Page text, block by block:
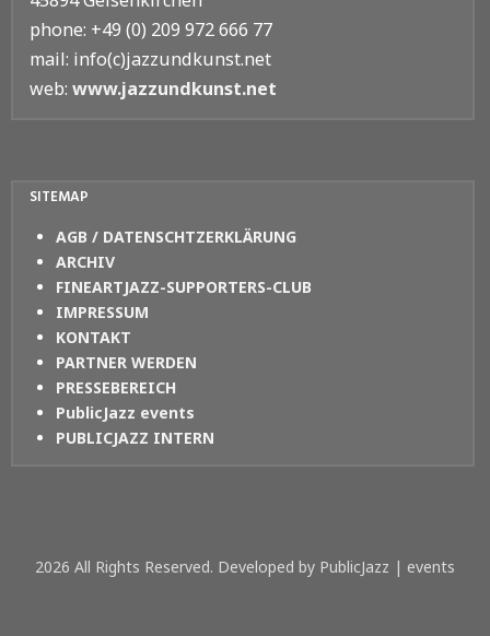
phone: +49 (0) 209 972 666 77
mail: info(c)jazzundkunst.net
web: www.jazzundkunst.net
SITEMAP
AGB / DATENSCHTZERKLÄRUNG
ARCHIV
FINEARTJAZZ-SUPPORTERS-CLUB
IMPRESSUM
KONTAKT
PARTNER WERDEN
PRESSEBEREICH
PublicJazz events
PUBLICJAZZ INTERN
2026 All Rights Reserved. Developed by PublicJazz | events